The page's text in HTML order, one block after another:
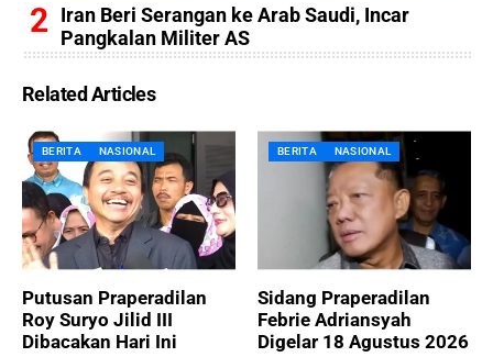
Iran Beri Serangan ke Arab Saudi, Incar
Pangkalan Militer AS
Related Articles
BERITA NASIONAL
Putusan Praperadilan
Roy Suryo Jilid III
Dibacakan Hari Ini
BERITA NASIONAL
Sidang Praperadilan
Febrie Adriansyah
Digelar 18 Agustus 2026